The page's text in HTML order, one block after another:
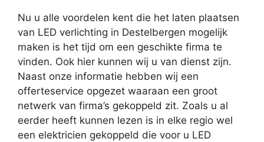
Nu u alle voordelen kent die het laten plaatsen
van LED verlichting in Destelbergen mogelijk
maken is het tijd om een geschikte firma te
vinden. Ook hier kunnen wij u van dienst zijn.
Naast onze informatie hebben wij een
offerteservice opgezet waaraan een groot
netwerk van firma’s gekoppeld zit. Zoals u al
eerder heeft kunnen lezen is in elke regio wel
een elektricien gekoppeld die voor u LED